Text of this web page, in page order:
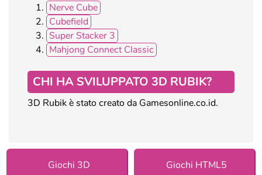
Nerve Cube
Cubefield
Super Stacker 3
Mahjong Connect Classic
CHI HA SVILUPPATO 3D RUBIK?
3D Rubik è stato creato da Gamesonline.co.id.
Giochi 3D Giochi HTML5